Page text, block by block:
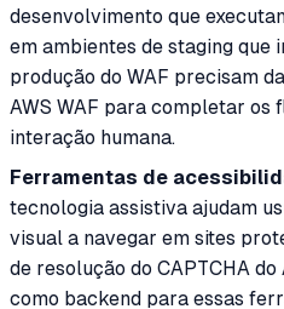
desenvolvimento que
em ambientes de staging que
produção do WAF precisam
AWS WAF para completar os
interação humana.
Ferramentas de
tecnologia assistiva ajudam
visual a navegar em sites
de resolução do CAPTCHA
como backend para essas